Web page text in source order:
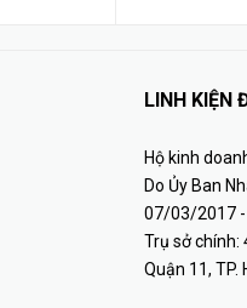
LINH KIỆN
Hộ kinh
Do Ủy Ban
07/03/2017 -
Trụ sở chính:
Quận 11, TP.